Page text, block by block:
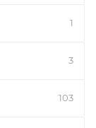
1
3
103